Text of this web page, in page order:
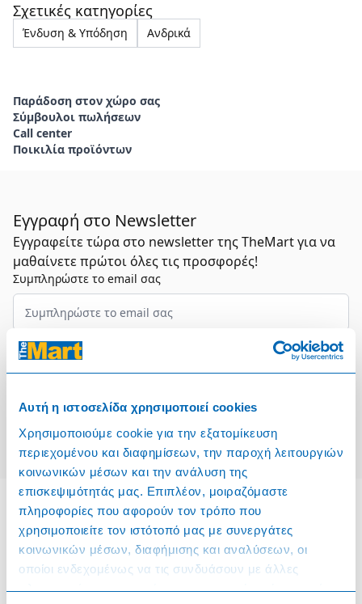
Αυτή η ιστοσελίδα χρησιμοποιεί cookies
Χρησιμοποιούμε cookie για την εξατομίκευση
περιεχομένου και διαφημίσεων, την παροχή λειτουργιών
κοινωνικών μέσων και την ανάλυση της
επισκεψιμότητάς μας. Επιπλέον, μοιραζόμαστε
πληροφορίες που αφορούν τον τρόπο που
χρησιμοποιείτε τον ιστότοπό μας με συνεργάτες
κοινωνικών μέσων, διαφήμισης και αναλύσεων, οι
οποίοι ενδεχομένως να τις συνδυάσουν με άλλες
πληροφορίες που τους έχετε παραχωρήσει ή τις οποίες
Σχετικές κατηγορίες
Ένδυση & Υπόδηση Ανδρικά
Παράδοση στον χώρο σας
Σύμβουλοι πωλήσεων
Call center
Ποικιλία προϊόντων
Εγγραφή στο Newsletter
Εγγραφείτε τώρα στο newsletter της TheMart για να
μαθαίνετε πρώτοι όλες τις προσφορές!
Συμπληρώστε το email σας
Επιλέξτε τον τομέα σας
Πληροφορίες
Όροι & Προϋποθέσεις